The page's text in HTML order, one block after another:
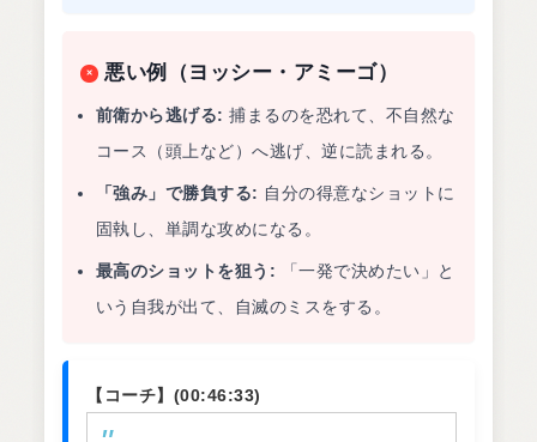
× 悪い例（ヨッシー・アミーゴ）
前衛から逃げる: 捕まるのを恐れて、不自然な
コース（頭上など）へ逃げ、逆に読まれる。
「強み」で勝負する: 自分の得意なショットに
固執し、単調な攻めになる。
最高のショットを狙う: 「一発で決めたい」と
いう自我が出て、自滅のミスをする。
【コーチ】(00:46:33)